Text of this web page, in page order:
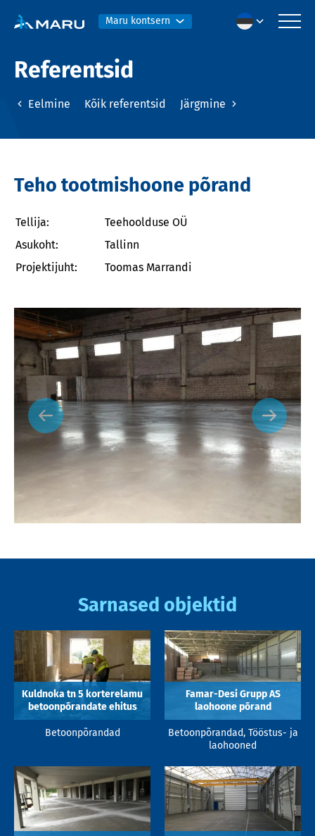
Maru kontsern
Referentsid
Eelmine Kõik referentsid Järgmine
Teho tootmishoone põrand
Tellija:
Teehoolduse OÜ
Asukoht:
Tallinn
Projektijuht:
Toomas Marrandi
Sarnased objektid
Kuldnoka tn 5 korterelamu
betoonpõrandate ehitus
Betoonpõrandad
Famar-Desi Grupp AS
laohoone põrand
Betoonpõrandad, Tööstus- ja
laohooned